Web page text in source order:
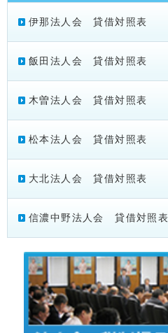
伊那法人会 貸借対照表
飯田法人会 貸借対照表
木曽法人会 貸借対照表
松本法人会 貸借対照表
大北法人会 貸借対照表
信濃中野法人会 貸借対照表